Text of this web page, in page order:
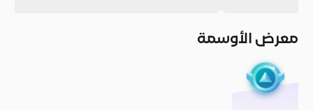
معرض الأوسمة